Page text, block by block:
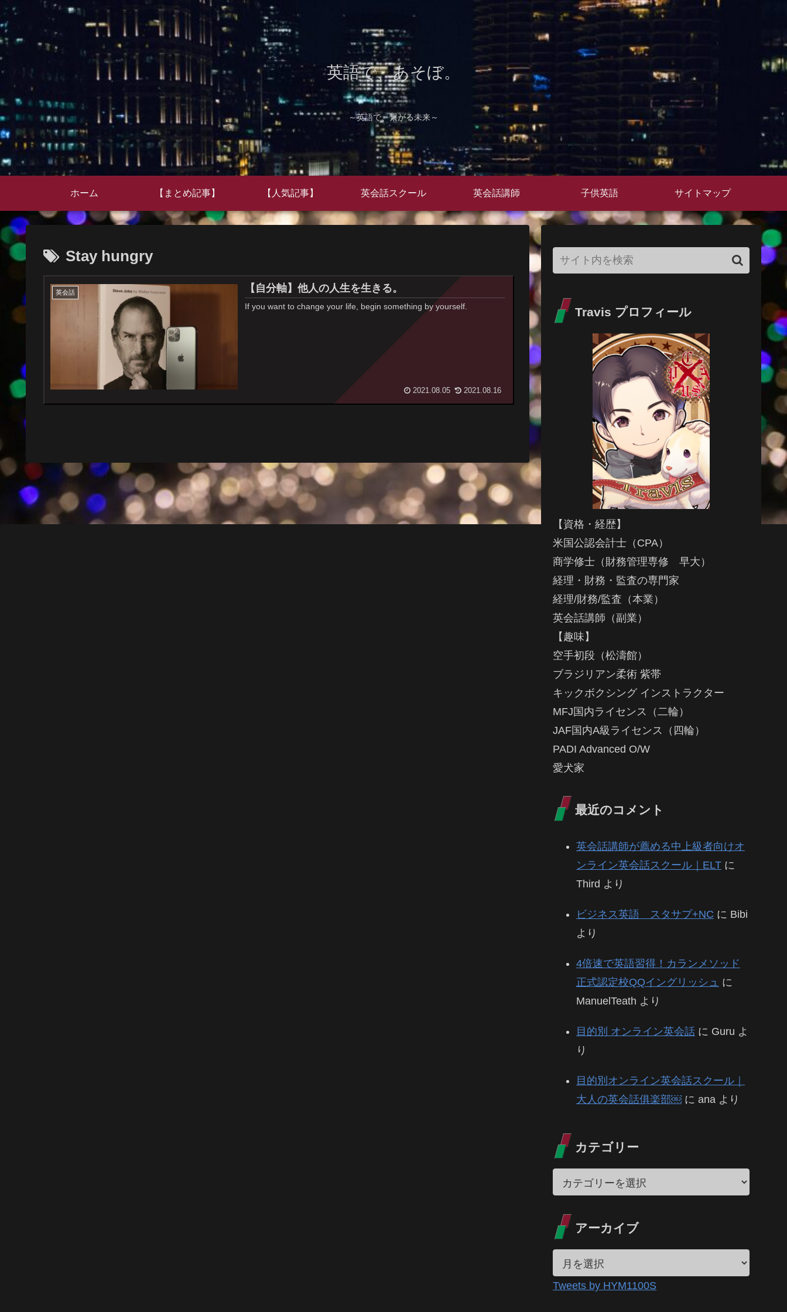
英語で、あそぼ。
～英語で、繋がる未来～
ホーム 【まとめ記事】 【人気記事】 英会話スクール 英会話講師 子供英語 サイトマップ
Stay hungry
英会話 【自分軸】他人の人生を生きる。
If you want to change your life, begin something by yourself.
2021.08.05 2021.08.16
Travis プロフィール
【資格・経歴】
米国公認会計士（CPA）
商学修士（財務管理専修 早大）
経理・財務・監査の専門家
経理/財務/監査（本業）
英会話講師（副業）
【趣味】
空手初段（松濤館）
ブラジリアン柔術 紫帯
キックボクシング インストラクター
MFJ国内ライセンス（二輪）
JAF国内A級ライセンス（四輪）
PADI Advanced O/W
愛犬家
最近のコメント
英会話講師が薦める中上級者向けオ
ンライン英会話スクール｜ELT に
Third より
ビジネス英語 スタサプ+NC に Bibi
より
4倍速で英語習得！カランメソッド
正式認定校QQイングリッシュ に
ManuelTeath より
目的別 オンライン英会話 に Guru よ
り
目的別オンライン英会話スクール｜
大人の英会話俱楽部￼ に ana より
カテゴリー
アーカイブ
Tweets by HYM1100S